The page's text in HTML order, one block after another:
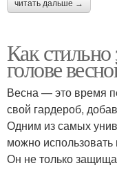
читать дальше →
Как стильно
голове
Весна — это время
свой гардероб,
Одним из самых
можно
Он не только